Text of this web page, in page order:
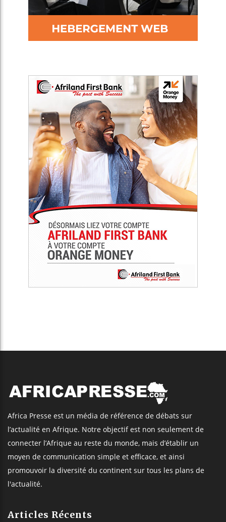
Africa Presse est un média de référence de débats sur
l’actualité en Afrique. Notre objectif est non seulement de
connecter l’Afrique au reste du monde, mais d’établir un
moyen de communication simple et efficace, et ainsi
promouvoir la diversité du continent sur tous les plans de
l'actualité.
Articles Récents